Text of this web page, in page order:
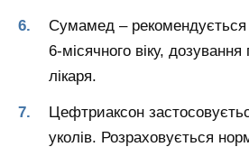
Сумамед – рекомендується
6-місячного віку, дозування
лікаря.
Цефтриаксон
уколів. Розраховується